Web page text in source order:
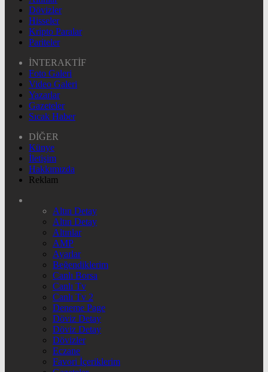
Dövizler
Hisseler
Kripto Paralar
Pariteler
İNTERAKTİF
Foto Galeri
Video Galeri
Yazarlar
Gazeteler
Sıcak Haber
DİĞER
Künye
İletişim
Hakkımızda
Reklam
Altın Detay
Altın Detay
Altınlar
AMP
Ayarlar
Beğendiklerim
Canlı Borsa
Canlı Tv
Canlı Tv 2
Deneme Page
Döviz Detay
Döviz Detay
Dövizler
Eczane
Favori İçeriklerim